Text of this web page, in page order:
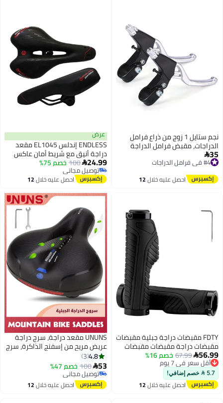
نجم ستايل 1 زوج من ذراع فرامل
الدراجات، مقبض فرامل الدراجة
المصنوع من سبائك الألومنيوم على
شكل حرف V، مقبض فرامل الدراجة
سم لمعظم الدراجات، دراجات الطرق،
35#4 في فرامل الدراجات
توصيل مجاني
احصل عليه خلال12
عرض
ENDLESS إندلس EL1045 مقعد
دراجة أنيق مع شريط أمان عاكس
فوم الذاكرة العالمي مع تنفس،
امتصاص الصدمات ومقاوم للماء
لجميع أنواع الدراجات
24.99
100 خصم 75%
توصيل مجاني
توصيل مجانياحصل عليه خلال12
FDTY مقبضات دراجة جبلية مقبضات
مقبضات دراجة مقبضات مقبضات
دراجة مقبضات مزدوجة قفل مشبك
BMX مقبض دراجة جبلية ينتهي
بالأسود
56.99
67.99خصم 16% أقل سعر في 7 يوم
توصيل مجاني
أقل سعر في 7 يوم5.7  خصم إضافي!
احصل عليه خلال12
UNUNS مقعد دراجة، سرج دراجة
عريض مريح من إسفنج الذاكرة، سرج
دراجة مع كرات مطاطية مزدوجة
لامتصاص الصدمات وشريط عاكس،
ملحقات دراجة كهربائية ثابتة للطرق
الجبلية
4.8
3
53
100 خصم 47%
توصيل مجاني
توصيل مجانياحصل عليه خلال12